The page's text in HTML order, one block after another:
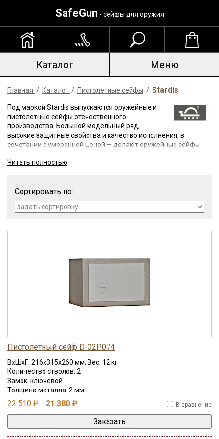
SafeGun - сейфы для оружия
Каталог Меню
Главная / Каталог / Пистолетные сейфы / Stardis
Под маркой Stardis выпускаются оружейные и
пистолетные сейфы отечественного
производства. Большой модельный ряд,
высокие защитные свойства и качество исполнения, в
сочетании с умеренной ценой — делают оружейные сейфы
высокосекретными ключевыми замками российско-
итальянского производства (CISA-Эльбор). Интерьер
оборудован запираемыми отделениями под боеприпасы и
Снаружи корпус имеет защитное износостойкое покрытие
порошкового типа. Покупателям предлагается на выбор
несколько вариантов внутренней отделки. Цветовое
исполнение можно подбирать по каталогу.
Читать полностью
Сортировать по:
В сравнение
Пистолетный сейф D-02P.074
ВхШхГ: 216x315x260 мм; Вес: 12 кг
Количество стволов: 2
Замок: ключевой
Толщина металла: 2 мм
22 510 ₽ 21 380 ₽